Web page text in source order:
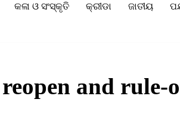
କଳା ଓ ସଂସ୍କୃତି କ୍ରୀଡା ଜାତୀୟ
and rule-